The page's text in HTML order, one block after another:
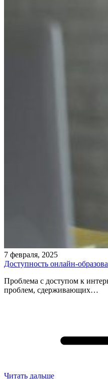
7 февраля, 2025
Доступность онлайн-
Проблема с доступом к
проблем, сдерживающих…
Читать дальше